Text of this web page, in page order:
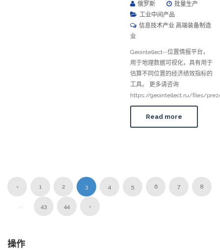
俄罗斯
批量生产
工业中间产品
信息技术产业 高端装备制造
业
Geointellect--位置情报平台，
用于地理数据可视化，具有用于
估算不同位置的经济绩效指标的
工具。 更多请咨询
https://geointellect.ru/files/
Read more
‹ 1 2 3 4 5 6 7 8
... 43 44 ›
操作